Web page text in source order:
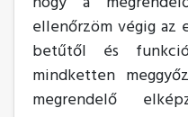
ellenőrzöm végig az
betűtől és
mindketten
megrendelő